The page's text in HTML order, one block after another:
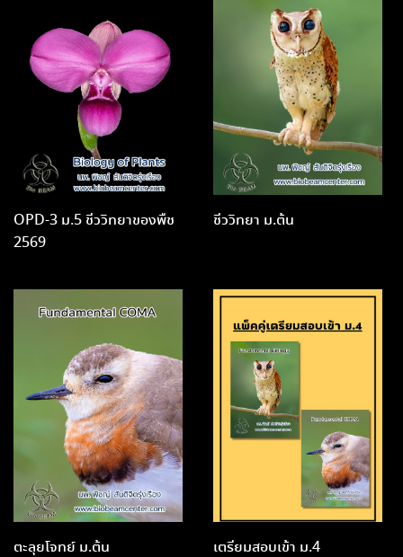
OPD-3 ม.5 ชีววิทยาของพืช
2569
ชีววิทยา ม.ต้น
ตะลุยโจทย์ ม.ต้น เตรียมสอบเข้า ม.4